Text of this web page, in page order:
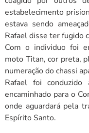
estabelecimento
estava sendo
Rafael disse ter fugido
Com o individuo foi
moto Titan, cor preta,
numeração do chassi
Rafael foi
encaminhado para o
onde aguardará pela
Espírito Santo.